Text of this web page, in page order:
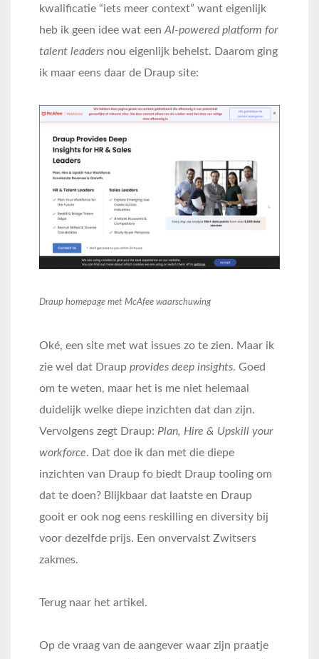
kwalificatie “iets meer context” want eigenlijk
heb ik geen idee wat een AI-powered platform for
talent leaders nou eigenlijk behelst. Daarom ging
ik maar eens daar de Draup site:
Draup homepage met McAfee waarschuwing
Oké, een site met wat issues zo te zien. Maar ik
zie wel dat Draup provides deep insights. Goed
om te weten, maar het is me niet helemaal
duidelijk welke diepe inzichten dat dan zijn.
Vervolgens zegt Draup: Plan, Hire & Upskill your
workforce. Dat doe ik dan met die diepe
inzichten van Draup fo biedt Draup tooling om
dat te doen? Blijkbaar dat laatste en Draup
gooit er ook nog eens reskilling en diversity bij
voor dezelfde prijs. Een onvervalst Zwitsers
zakmes.
Terug naar het artikel.
Op de vraag van de aangever waar zijn praatje